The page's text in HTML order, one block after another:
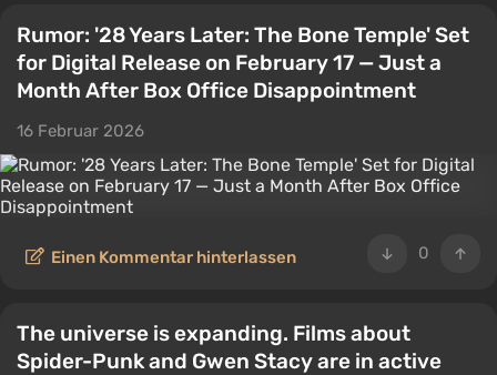
Rumor: '28 Years Later: The Bone Temple' Set
for Digital Release on February 17 — Just a
Month After Box Office Disappointment
16 Februar 2026
0
Einen Kommentar hinterlassen
The universe is expanding. Films about
Spider-Punk and Gwen Stacy are in active